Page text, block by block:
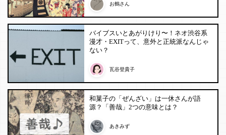
お鶴さん
バイブスいとあがりけり〜！ネオ渋谷系
漫才・EXITって、意外と正統派なんじゃ
ない？
瓦谷登貴子
和菓子の「ぜんざい」は一休さんが語
源？「善哉」2つの意味とは？
あきみず